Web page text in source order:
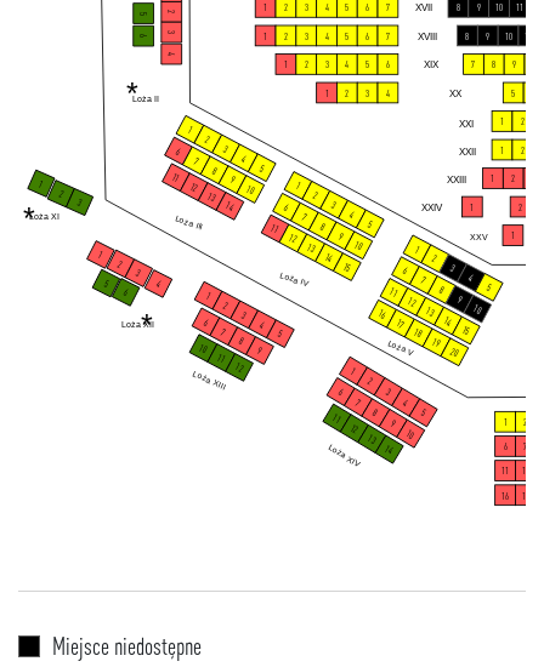
XVII
XVIII
XIX
XX
XXI
XXII
XXIII
XXIV
XXV
Loża V
Loża IV
Loża III
Loża II
Loża XIV
Loża XIII
Loża XII
Loża XI
*
*
*
1 2 3 4 5 6 7 8 9 10 11
2
3 1 2 3 4 5 6 7 8 9 10 11
4
5
1 2 3 4 5 6 7 8 9
6
1 2 3 4 5
1 2
1 2
1
2
3
4
5
1 2
6
7
8
9
10
1 2
11
12
13
14
1
2
3
4
5
1
1
6
7
8
9
10
1
2
3
11
12
13
14
15
1
2
3
4
5
2
3 6
7
8
9
10
4
5
11
12
13
14
15
1
2
3
4
5
6
16
17
18
19
20
6
7
8
9
10
11
12
1
2
3
4
5
1 2
6
7
8
9
10
6 7
11
12
13
14
11 12
16 17
Miejsce niedostępne